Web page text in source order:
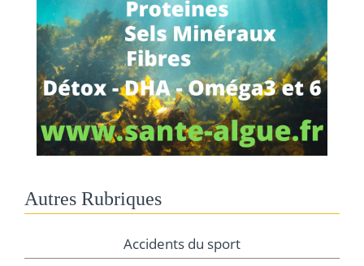
Autres Rubriques
Accidents du sport